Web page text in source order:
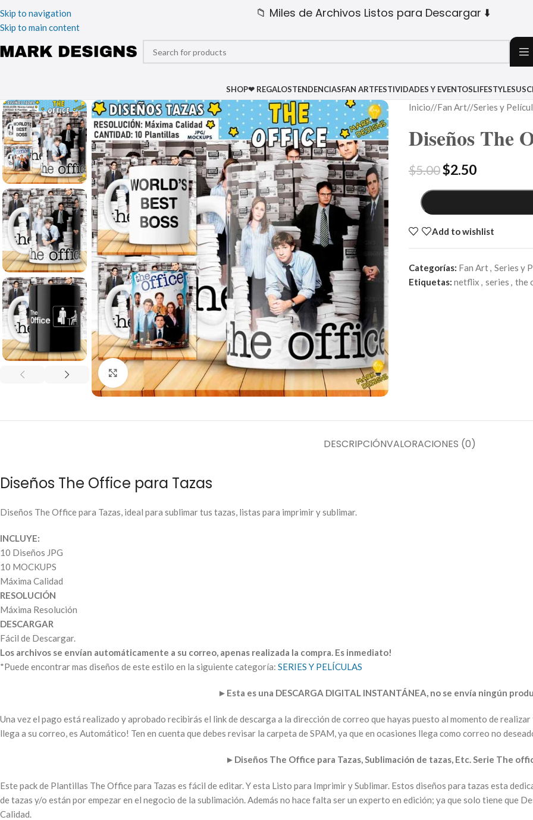
Skip to navigation
Skip to main content
📁 Miles de Archivos Listos para Descargar ⬇️
SHOP❤ REGALOSTENDENCIASFAN ARTFESTIVIDADES Y EVENTOSLIFESTYLE
Click to enlarge
Inicio/ Fan Art/ Series y
Diseños The
$5.00$2.50
Add to wishlist
Categorías: Fan Art, Series y
Etiquetas: netflix , series , the
DESCRIPCIÓNVALORACIONES (0)
Diseños The Office para Tazas
Diseños The Office para Tazas, ideal para sublimar tus tazas, listas para imprimir y sublimar.
INCLUYE:
10 Diseños JPG
10 MOCKUPS
Máxima Calidad
RESOLUCIÓN
Máxima Resolución
DESCARGAR
Fácil de Descargar.
Los archivos se envían automáticamente a su correo, apenas realizada la compra. Es inmediato!
*Puede encontrar mas diseños de este estilo en la siguiente categoría: SERIES Y PELÍCULAS
► Esta es una DESCARGA DIGITAL INSTANTÁNEA, no se envía ningún
Una vez el pago está realizado y aprobado recibirás el link de descarga a la dirección de correo que hayas puesto al momento de
llega a su correo, es Automático! Ten en cuenta que debes revisar la carpeta de SPAM, ya que en ocasiones llega como correo no
► Diseños The Office para Tazas, Sublimación de tazas, Etc. Serie The
Este pack de Plantillas The Office para Tazas es fácil de editar. Y esta Listo para Imprimir y Sublimar. Estos diseños para tazas esta
de tazas y/o están por empezar en el negocio de la sublimación. Además no hace falta ser un experto en edición; ya que solo tiene que
Calidad.